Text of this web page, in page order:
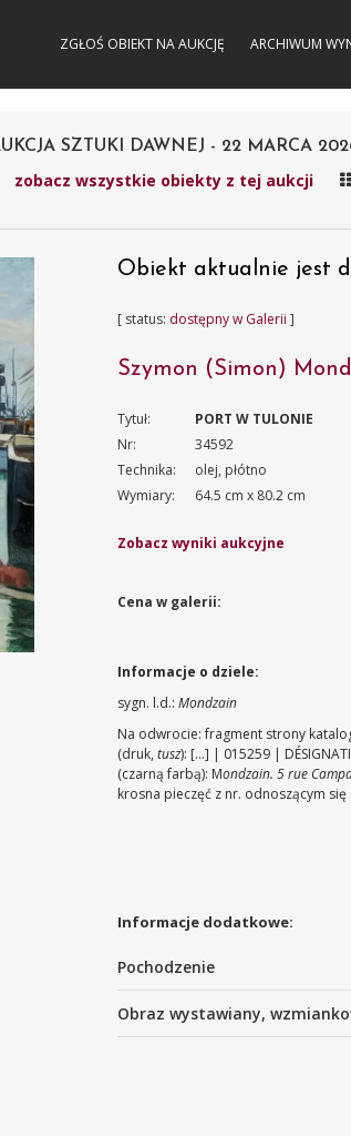
ZGŁOŚ OBIEKT NA AUKCJĘ ARCHIWUM
SZTUKI DAWNEJ - 22 MARCA
zobacz wszystkie obiekty z tej aukcji
Obiekt aktualnie jest
[ status: dostępny w Galerii ]
Szymon (Simon)
Tytuł:
PORT W TULONIE
Nr:
34592
Technika:
olej, płótno
Wymiary:
64.5 cm x 80.2 cm
Zobacz wyniki aukcyjne
Cena w galerii:
Informacje o dziele:
sygn. l.d.: Mondzain
Na odwrocie: fragment strony
(druk,tusz): [...] | 015259 |
(czarną farbą): Mondzain. 5 rue
krosna pieczęć z nr. odnoszącym
Informacje dodatkowe:
Pochodzenie
Obraz wystawiany,